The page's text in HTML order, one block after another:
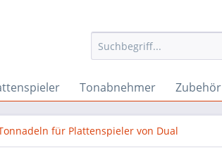
Tonabnehmer Zubehör
für Plattenspieler von Dual